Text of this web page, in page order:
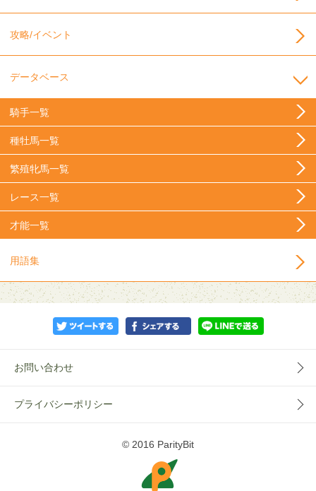
攻略/イベント
データベース
騎手一覧
種牡馬一覧
繁殖牝馬一覧
レース一覧
才能一覧
用語集
お問い合わせ
プライバシーポリシー
© 2016 ParityBit